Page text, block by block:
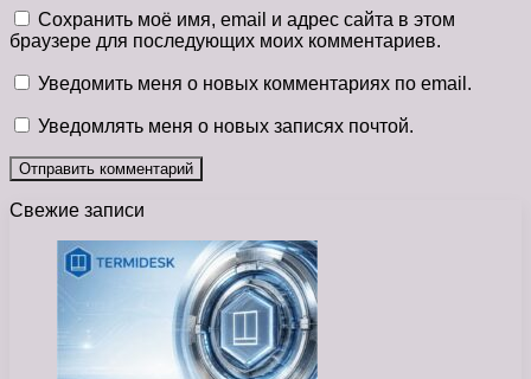
Сохранить моё имя, email и адрес сайта в этом
браузере для последующих моих комментариев.
Уведомить меня о новых комментариях по email.
Уведомлять меня о новых записях почтой.
Свежие записи